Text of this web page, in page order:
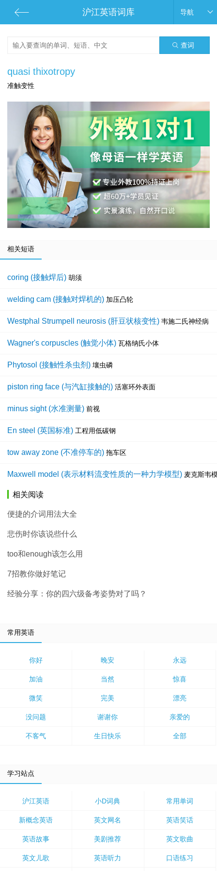
沪江英语词库 导航
查词
quasi thixotropy
准触变性
相关短语
coring (接触焊后) 胡须
welding cam (接触对焊机的) 加压凸轮
Westphal Strumpell neurosis (肝豆状核变性) 韦施二氏神经病
Wagner's corpuscles (触觉小体) 瓦格纳氏小体
Phytosol (接触性杀虫剂) 壤虫磷
piston ring face (与汽缸接触的) 活塞环外表面
minus sight (水准测量) 前视
En steel (英国标准) 工程用低碳钢
tow away zone (不准停车的) 拖车区
Maxwell model (表示材料流变性质的一种力学模型) 麦克斯韦
相关阅读
便捷的介词用法大全
悲伤时你该说些什么
too和enough该怎么用
7招教你做好笔记
经验分享：你的四六级备考姿势对了吗？
常用英语
你好 晚安 永远
加油 当然 惊喜
微笑 完美 漂亮
没问题 谢谢你 亲爱的
不客气 生日快乐 全部
学习站点
沪江英语 小D词典 常用单词
新概念英语 英文网名 英语笑话
英语故事 美剧推荐 英文歌曲
英文儿歌 英语听力 口语练习